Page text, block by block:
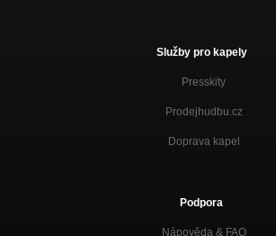
Služby pro kapely
Presskity
Prodejhudbu.cz
Doprava kapel
Podpora
Nápověda & FAQ